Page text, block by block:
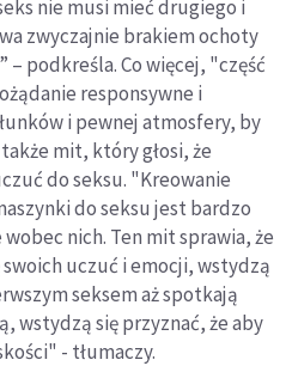
nie musi mieć drugiego i
zwyczajnie brakiem ochoty
– podkreśla. Co więcej, "część
responsywne i
i pewnej atmosfery, by
mit, który głosi, że
do seksu. "Kreowanie
do seksu jest bardzo
nich. Ten mit sprawia, że
uczuć i emocji, wstydzą
seksem aż spotkają
wstydzą się przyznać, że aby
- tłumaczy.